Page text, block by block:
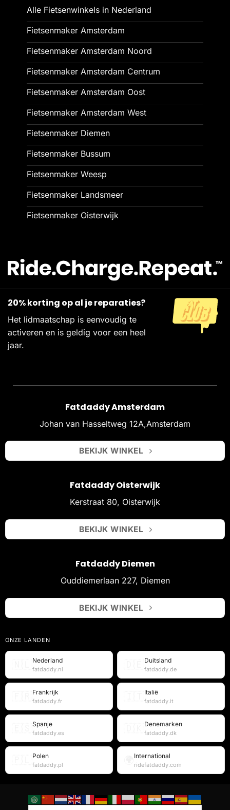
Alle Fietsenwinkels in Nederland
Fietsenmaker Amsterdam
Fietsenmaker Amsterdam Noord
Fietsenmaker Amsterdam Centrum
Fietsenmaker Amsterdam Oost
Fietsenmaker Amsterdam West
Fietsenmaker Diemen
Fietsenmaker Bussum
Fietsenmaker Weesp
Fietsenmaker Landsmeer
Fietsenmaker Oisterwijk
20% korting op al je reparaties?
Het lidmaatschap is eenvoudig te
activeren en is geldig voor een heel
jaar.
Fatdaddy Amsterdam
Johan van Hasseltweg 12A,Amsterdam
BEKIJK WINKEL
Fatdaddy Oisterwijk
Kerstraat 80, Oisterwijk
BEKIJK WINKEL
Fatdaddy Diemen
Ouddiemerlaan 227, Diemen
BEKIJK WINKEL
ONZE LANDEN
Nederland
fatdaddy.nl
Duitsland
fatdaddy.de
Frankrijk
fatdaddy.fr
Italië
fatdaddy.it
Spanje
fatdaddy.es
Denemarken
fatdaddy.dk
Polen
fatdaddy.pl
International
ridefatdaddy.com